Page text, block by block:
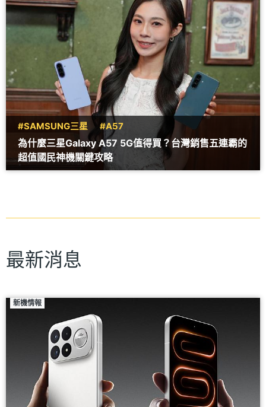
#SAMSUNG三星 #A57
為什麼三星Galaxy A57 5G值得買？台灣銷售五連霸的
超值國民神機關鍵攻略
最新消息
新機情報